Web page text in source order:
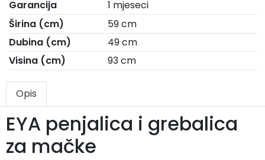
Garancija
1 mjeseci
Širina (cm)
59 cm
Dubina (cm)
49 cm
Visina (cm)
93 cm
Opis
EYA penjalica i grebalica
za mačke